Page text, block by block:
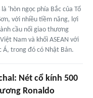
'hòn ngọc phía Bắc của Tổ
với nhiều tiềm năng, lợi
cầu nối giao thương
Nam và khối ASEAN với
Á, trong đó có Nhật Bản.
Nét cổ kính 500
Ronaldo